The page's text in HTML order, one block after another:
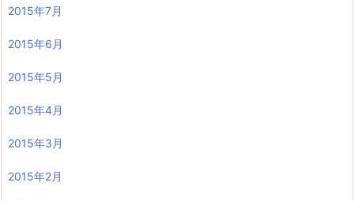
2015年7月
2015年6月
2015年5月
2015年4月
2015年3月
2015年2月